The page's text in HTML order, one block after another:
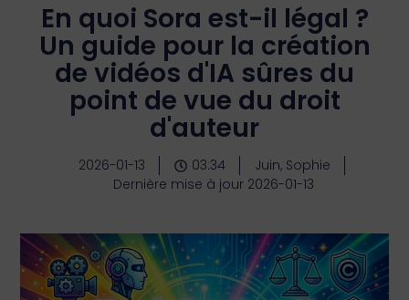
En quoi Sora est-il légal ?
Un guide pour la création
de vidéos d'IA sûres du
point de vue du droit
d'auteur
2026-01-13 03:34
Juin, Sophie
Dernière mise à jour 2026-01-13